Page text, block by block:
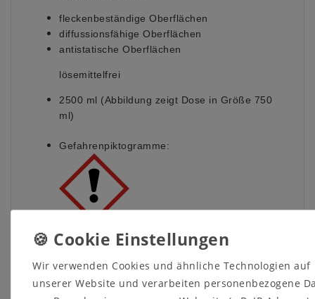
fleckenbeständige Oberflächen
diffussionsfähige Oberflächen
antistatische Oberflächen
lösemittelfrei
2500 ml (Abbildung zeigt Dose in Größe 750
ml)
Gefahrenpiktogramme:
Signalwort: Achtung
Gefahrenhinweise:
H317 - Kann allergische Hautreaktionen
Wir verwenden Cookies und ähnliche Technologien auf
unserer Website und verarbeiten personenbezogene